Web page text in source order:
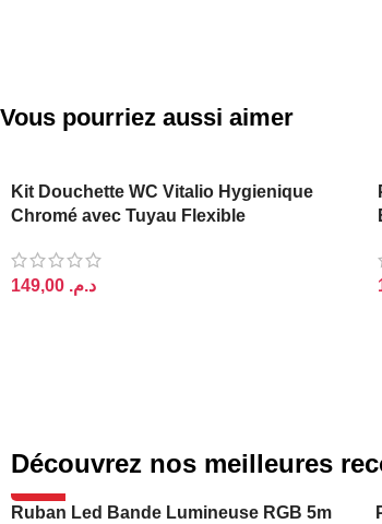
Vous pourriez aussi aimer
Kit Douchette WC Vitalio Hygienique
Chromé avec Tuyau Flexible
د.م.
Découvrez nos meilleures
-20%
Ruban Led Bande Lumineuse RGB 5m